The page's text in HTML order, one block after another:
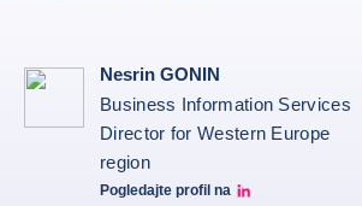
Nesrin GONIN
Business Information Services
Director for Western Europe
region
Pogledajte profil na
Nesrin Linkedin